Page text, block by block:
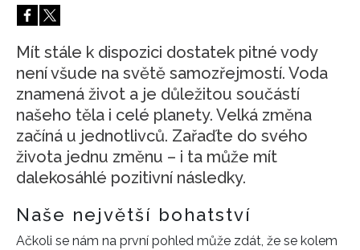
HOME
Mít stále k dispozici dostatek pitné vody
není všude na světě samozřejmostí. Voda
znamená život a je důležitou součástí
našeho těla i celé planety. Velká změna
začíná u jednotlivců. Zařaďte do svého
života jednu změnu – i ta může mít
dalekosáhlé pozitivní následky.
Naše největší bohatství
Ačkoli se nám na první pohled může zdát, že se kolem